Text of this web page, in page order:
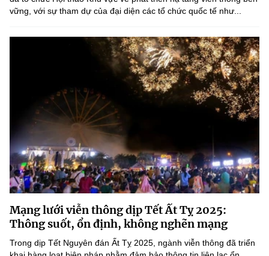
vững, với sự tham dự của đại diện các tổ chức quốc tế như...
Mạng lưới viễn thông dịp Tết Ất Tỵ 2025:
Thông suốt, ổn định, không nghẽn mạng
Trong dịp Tết Nguyên đán Ất Tỵ 2025, ngành viễn thông đã triển